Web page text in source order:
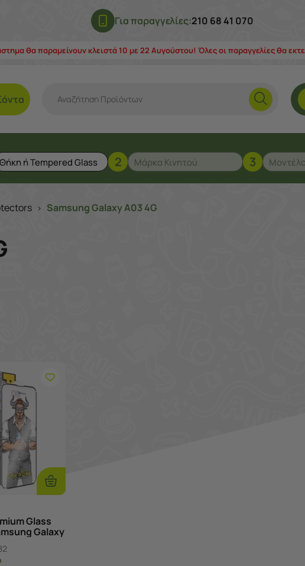
Για παραγγελίες:210 68 41 070
θα παραμείνουν κλειστά 10 με 22 Αυγούστου! Όλες οι παραγγελίες θα
2 3
> Samsung Galaxy A03 4G
Προσθήκη
Στο
Καλάθι
Glass
Galaxy
4G